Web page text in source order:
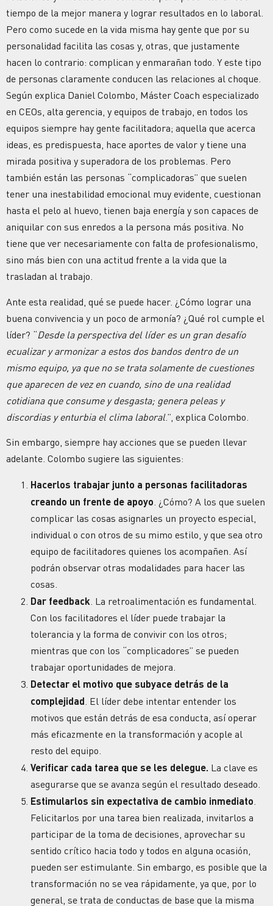
tiempo de la mejor manera y lograr resultados en lo laboral.
Pero como sucede en la vida misma hay gente que por su
personalidad facilita las cosas y, otras, que justamente
hacen lo contrario: complican y enmarañan todo. Y este tipo
de personas claramente conducen las relaciones al choque.
Según explica Daniel Colombo, Máster Coach especializado
en CEOs, alta gerencia, y equipos de trabajo, en todos los
equipos siempre hay gente facilitadora; aquella que acerca
ideas, es predispuesta, hace aportes de valor y tiene una
mirada positiva y superadora de los problemas. Pero
también están las personas “complicadoras” que suelen
tener una inestabilidad emocional muy evidente, cuestionan
hasta el pelo al huevo, tienen baja energía y son capaces de
aniquilar con sus enredos a la persona más positiva. No
tiene que ver necesariamente con falta de profesionalismo,
sino más bien con una actitud frente a la vida que la
trasladan al trabajo.
Ante esta realidad, qué se puede hacer. ¿Cómo lograr una
buena convivencia y un poco de armonía? ¿Qué rol cumple el
líder? “Desde la perspectiva del líder es un gran desafío
ecualizar y armonizar a estos dos bandos dentro de un
mismo equipo, ya que no se trata solamente de cuestiones
que aparecen de vez en cuando, sino de una realidad
cotidiana que consume y desgasta; genera peleas y
discordias y enturbia el clima laboral.”, explica Colombo.
Sin embargo, siempre hay acciones que se pueden llevar
adelante. Colombo sugiere las siguientes:
Hacerlos trabajar junto a personas facilitadoras
creando un frente de apoyo . ¿Cómo? A los que suelen
complicar las cosas asignarles un proyecto especial,
individual o con otros de su mimo estilo, y que sea otro
equipo de facilitadores quienes los acompañen. Así
podrán observar otras modalidades para hacer las
cosas.
Dar feedback . La retroalimentación es fundamental.
Con los facilitadores el líder puede trabajar la
tolerancia y la forma de convivir con los otros;
mientras que con los “complicadores” se pueden
trabajar oportunidades de mejora.
Detectar el motivo que subyace detrás de la
complejidad . El líder debe intentar entender los
motivos que están detrás de esa conducta, así operar
más eficazmente en la transformación y acople al
resto del equipo.
Verificar cada tarea que se les delegue. La clave es
asegurarse que se avanza según el resultado deseado.
Estimularlos sin expectativa de cambio inmediato
Felicitarlos por una tarea bien realizada, invitarlos a
participar de la toma de decisiones, aprovechar su
sentido crítico hacia todo y todos en alguna ocasión,
pueden ser estimulante. Sin embargo, es posible que la
transformación no se vea rápidamente, ya que, por lo
general, se trata de conductas de base que la misma